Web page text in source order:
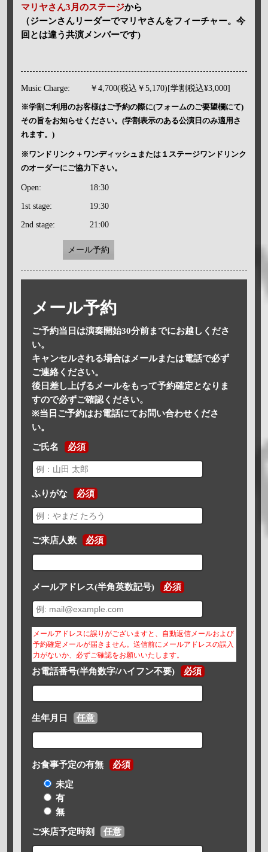
マリヤさん3月のステージから
（ジーンさんリーダーでマリヤさんをフィーチャー。今
回とは違う共演メンバーです)
Music Charge: ￥4,700(税込￥5,170)[学割税込¥3,000]
※学割ご利用のお客様はご予約の際に(フォームのご要望欄にて)
その旨をお知らせください。(学割表示のある公演日のみ適用さ
れます。)
※ワンドリンク＋ワンディッシュまたは１ステージワンドリンク
のオーダーにご協力下さい。
Open: 18:30
1st stage: 19:30
2nd stage: 21:00
メール予約
メール予約
ご予約当日は演奏開始30分前までにお越しくださ
い。
キャンセルされる場合はメールまたは電話で必ず
ご連絡ください。
後日差し上げるメールをもって予約確定となりま
すので必ずご確認ください。
※当日ご予約はお電話にてお問い合わせくださ
い。
ご氏名 必須
ふりがな 必須
ご来店人数 必須
メールアドレス(半角英数記号) 必須
メールアドレスに誤りがございますと、自動返信メールおよび
予約確定メールが届きません。送信前にメールアドレスの誤入
力がないか、必ずご確認をお願いいたします。
お電話番号(半角数字/ハイフン不要) 必須
生年月日 任意
お食事予定の有無 必須
未定
有
無
ご来店予定時刻 任意